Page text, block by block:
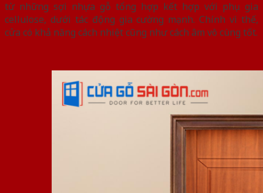
từ những sợi nhựa gỗ tổng hợp kết hợp với phụ gia
cellulose, dưới tác động gia cường mạnh. Chính vì thế,
cửa có khả năng cách nhiệt cũng như cách âm vô cùng tốt.